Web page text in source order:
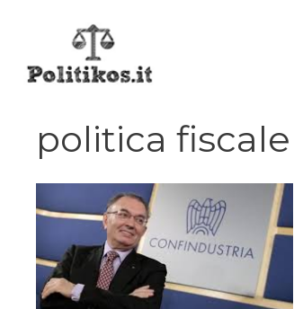
politica fiscale